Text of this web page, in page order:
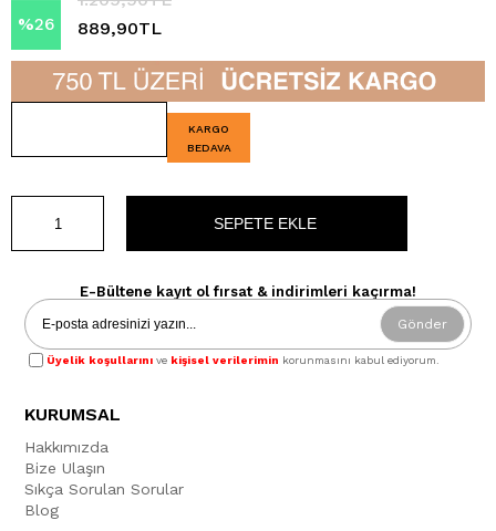
%26
İndirim
889,90TL
KARGO
BEDAVA
E-Bültene kayıt ol fırsat & indirimleri kaçırma!
Gönder
Üyelik koşullarını ve kişisel verilerimin korunmasını kabul ediyorum.
KURUMSAL
Hakkımızda
Bize Ulaşın
Sıkça Sorulan Sorular
Blog